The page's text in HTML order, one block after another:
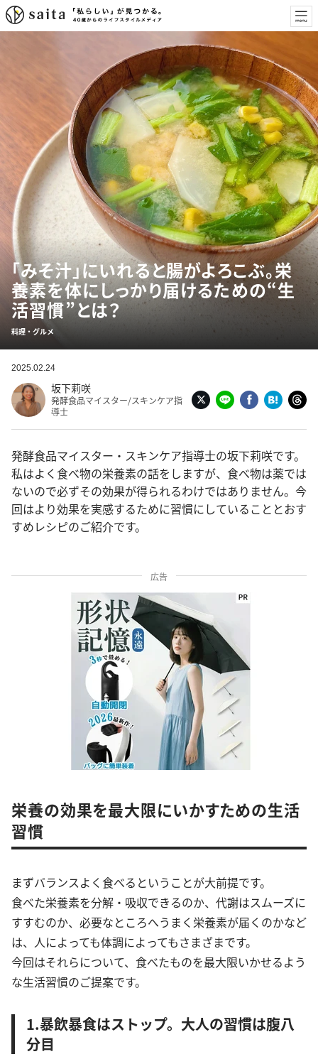
「みそ汁」にいれると腸がよろこぶ。栄
養素を体にしっかり届けるための“生
活習慣”とは？
料理・グルメ
2025.02.24
坂下莉咲
発酵食品マイスター/スキンケア指
導士
発酵食品マイスター・スキンケア指導士の坂下莉咲です。
私はよく食べ物の栄養素の話をしますが、食べ物は薬では
ないので必ずその効果が得られるわけではありません。今
回はより効果を実感するために習慣にしていることとおす
すめレシピのご紹介です。
広告
栄養の効果を最大限にいかすための生活
習慣
まずバランスよく食べるということが大前提です。
食べた栄養素を分解・吸収できるのか、代謝はスムーズに
すすむのか、必要なところへうまく栄養素が届くのかなど
は、人によっても体調によってもさまざまです。
今回はそれらについて、食べたものを最大限いかせるよう
な生活習慣のご提案です。
1.暴飲暴食はストップ。大人の習慣は腹八
分目